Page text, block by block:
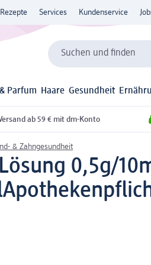
Rezepte Services Kundenservice
Suchen und finden
Parfum Haare Gesundheit
ab 59 € mit dm-Konto
& Zahngesundheit
0,5g/